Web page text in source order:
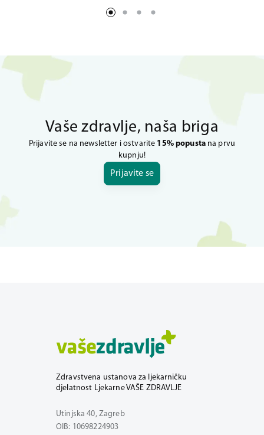
Vaše zdravlje, naša briga
Prijavite se na newsletter i ostvarite 15% popustana prvu
kupnju!
Prijavite se
Zdravstvena ustanova za ljekarničku
djelatnost Ljekarne VAŠE ZDRAVLJE
Utinjska 40, Zagreb
OIB: 10698224903